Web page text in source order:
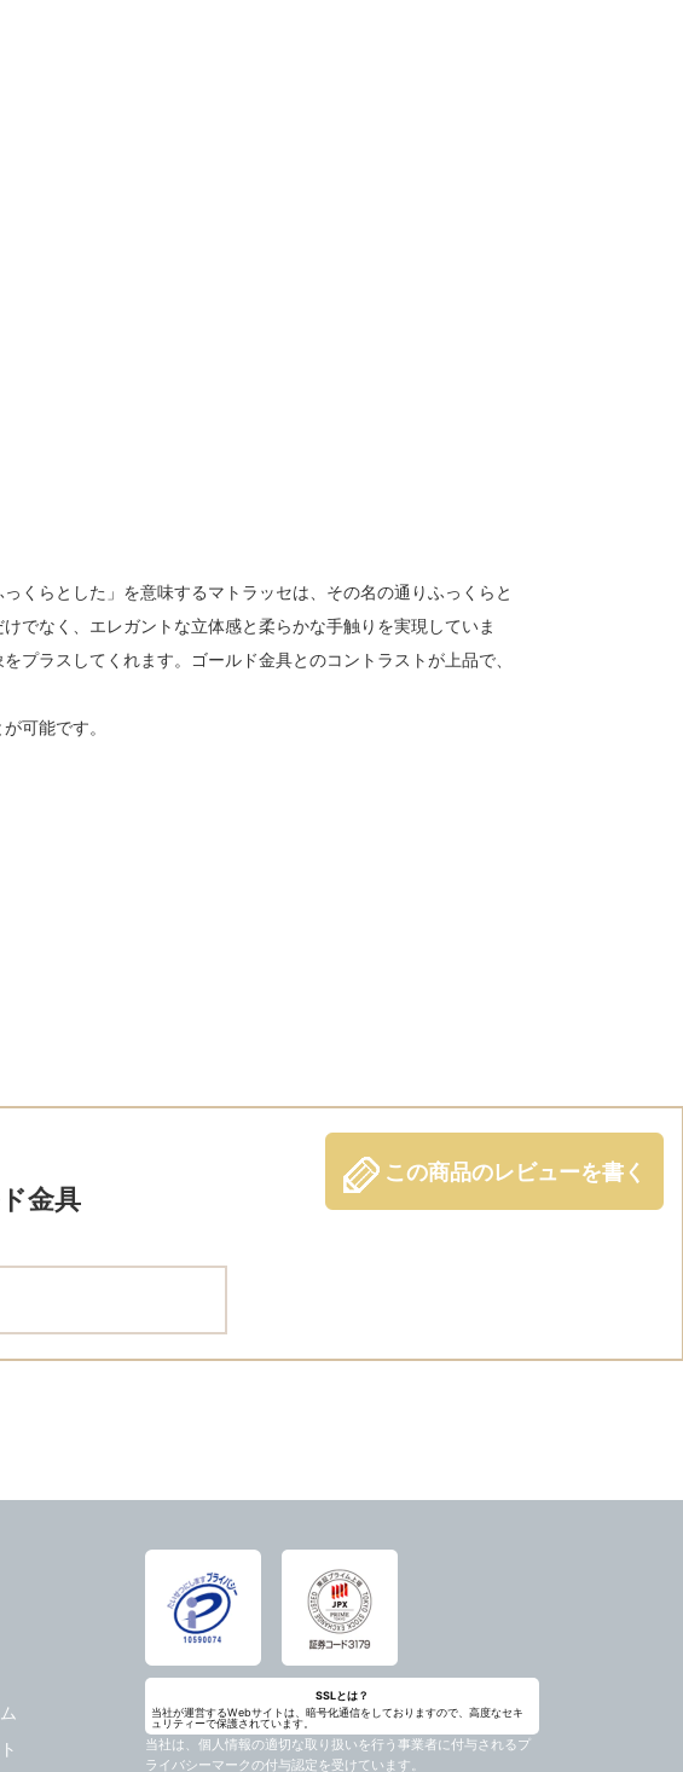
くらとした」を意味するマトラッセは、その名の通りふっくらと
でなく、エレガントな立体感と柔らかな手触りを実現していま
プラスしてくれます。ゴールド金具とのコントラストが上品で、
可能です。
金具
この商品のレビューを書く
SSLとは？
当社が運営するWebサイトは、暗号化通信をしておりますので、高度なセキ
ュリティーで保護されています。
当社は、個人情報の適切な取り扱いを行う事業者に付与されるプ
ライバシーマークの付与認定を受けています。